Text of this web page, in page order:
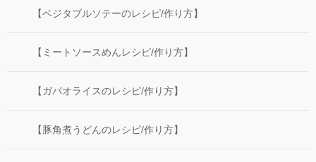
【ベジタブルソテーのレシピ/作り方】
【ミートソースめんレシピ/作り方】
【ガパオライスのレシピ/作り方】
【豚角煮うどんのレシピ/作り方】